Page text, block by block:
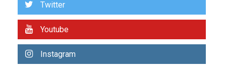
7 Twitter
Youtube
Instagram